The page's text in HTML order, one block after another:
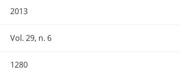
2013
Vol. 29, n. 6
1280